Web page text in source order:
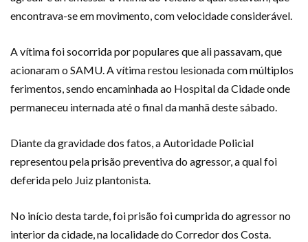
encontrava-se em movimento, com velocidade considerável.
A vítima foi socorrida por populares que ali passavam, que
acionaram o SAMU. A vítima restou lesionada com múltiplos
ferimentos, sendo encaminhada ao Hospital da Cidade onde
permaneceu internada até o final da manhã deste sábado.
Diante da gravidade dos fatos, a Autoridade Policial
representou pela prisão preventiva do agressor, a qual foi
deferida pelo Juiz plantonista.
No início desta tarde, foi prisão foi cumprida do agressor no
interior da cidade, na localidade do Corredor dos Costa.